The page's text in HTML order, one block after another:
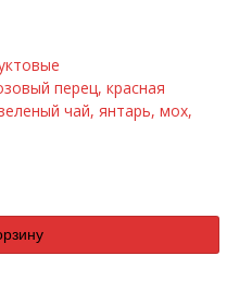
перец, красная
чай, янтарь, мох,